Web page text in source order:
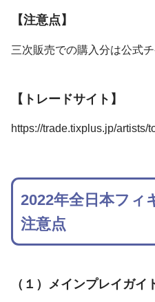
【注意点】
三次販売での購入分は公式
【トレードサイト】
https://trade.tixplus.jp/artists/
2022年全日本フィ
注意点
（１）メインプレイガイ